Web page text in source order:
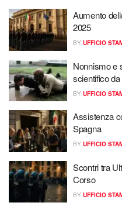
Aumento
2025
BY UFFICIO
Nonnismo e
scientifico
BY UFFICIO
Assistenza
Spagna
BY UFFICIO
Scontri tra
Corso
BY UFFICIO